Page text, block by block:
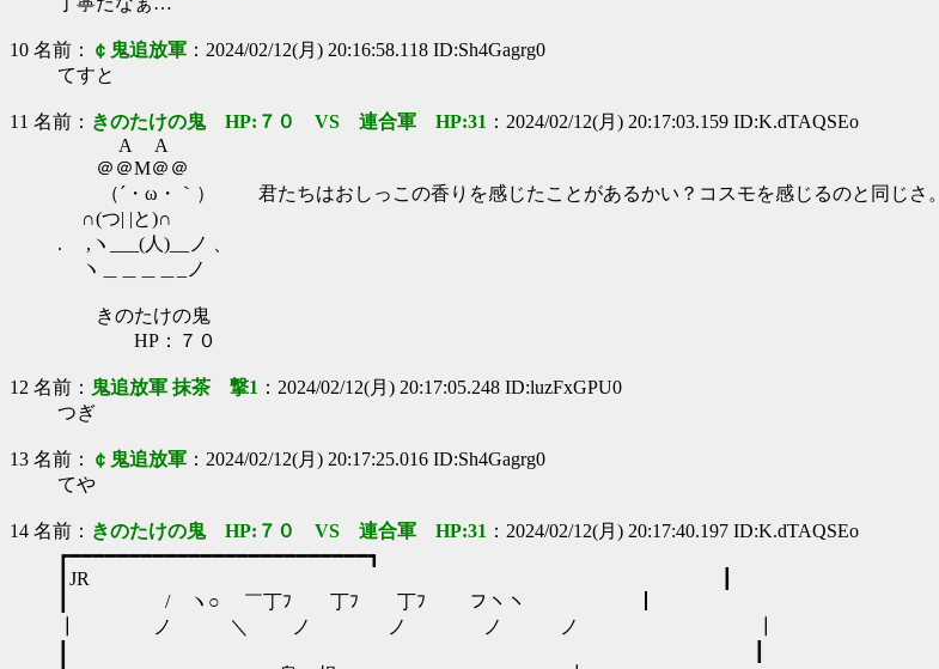
10 名前： ￠鬼追放軍 ：2024/02/12(月) 20:16:58.118 ID:Sh4Gagrg0
てすと
11 名前： きのたけの鬼 HP:７０ VS 連合軍 HP:31 ：2024/02/12(月) 20:17:03.159 ID:K.dTAQSEo
A A
＠＠M＠＠
（´・ω・｀） 君たちはおしっこの香りを感じたことがあるかい？コスモを感じるのと同じさ。
∩(つ| |と)∩
. ,ヽ___(人)__ノ 、
ヽ＿＿＿＿_ノ
きのたけの鬼
HP：７０
12 名前： 鬼追放軍 抹茶 撃1 ：2024/02/12(月) 20:17:05.248 ID:luzFxGPU0
つぎ
13 名前： ￠鬼追放軍 ：2024/02/12(月) 20:17:25.016 ID:Sh4Gagrg0
てや
14 名前： きのたけの鬼 HP:７０ VS 連合軍 HP:31 ：2024/02/12(月) 20:17:40.197 ID:K.dTAQSEo
┏━━━━━━━━━━━━━━━━━━━━━━━━━┓
┃JR ┃
┃ / ヽ○ ￣丁ﾌ ￣丁ﾌ ￣丁ﾌ ￣フヽヽ ┃
┃ ノ ＼ ノ ノ ノ ノ ┃